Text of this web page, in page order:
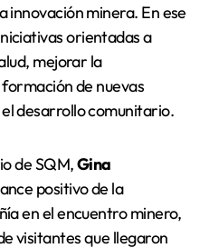
innovación minera. En ese
orientadas a
mejorar la
de nuevas
desarrollo comunitario.
de SQM,Gina
positivo de la
en el encuentro minero,
visitantes que llegaron